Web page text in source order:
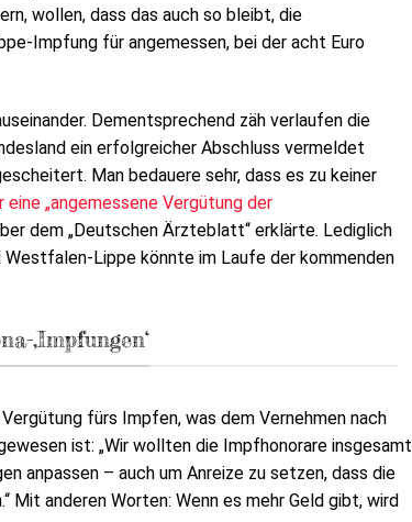
wollen, dass das auch so bleibt, die
Impfung für angemessen, bei der acht Euro
Dementsprechend zäh verlaufen die
ein erfolgreicher Abschluss vermeldet
Man bedauere sehr, dass es zu keiner
eine „angemessene Vergütung der
dem „Deutschen Ärzteblatt“ erklärte. Lediglich
Lippe könnte im Laufe der kommenden
‚Impfungen‘
fürs Impfen, was dem Vernehmen nach
ist: „Wir wollten die Impfhonorare insgesamt
anpassen – auch um Anreize zu setzen, dass die
Mit anderen Worten: Wenn es mehr Geld gibt, wird